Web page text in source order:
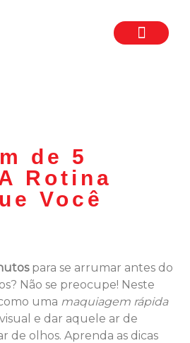
de 5
Rotina
Você
para se arrumar antes do
Não se preocupe! Neste
uma maquiagem rápida
e dar aquele ar de
de olhos. Aprenda as dicas